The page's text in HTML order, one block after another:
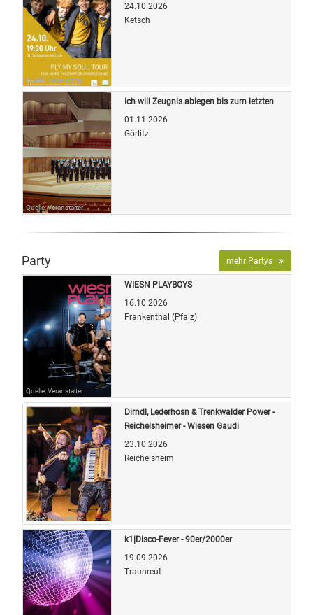
Quelle: Veranstalter
24.10.2026
Ketsch
Quelle: Veranstalter
Ich will Zeugnis ablegen bis zum letzten
01.11.2026
Görlitz
Party mehr Partys
Quelle: Veranstalter
WIESN PLAYBOYS
16.10.2026
Frankenthal (Pfalz)
Quelle: Veranstalter
Dirndl, Lederhosn & Trenkwalder Power -
Reichelsheimer - Wiesen Gaudi
23.10.2026
Reichelsheim
k1|Disco-Fever - 90er/2000er
19.09.2026
Traunreut